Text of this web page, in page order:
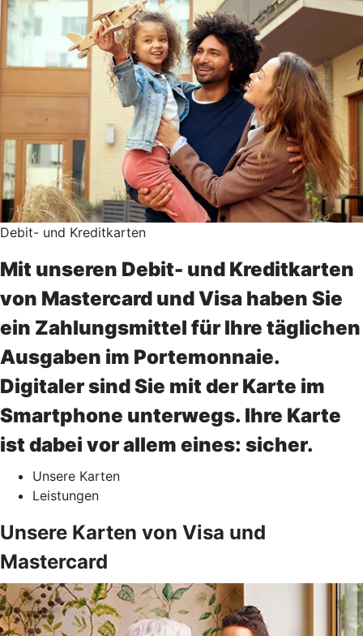
Debit- und Kreditkarten
Mit unseren Debit- und Kreditkarten
von Mastercard und Visa haben Sie
ein Zahlungsmittel für Ihre täglichen
Ausgaben im Portemonnaie.
Digitaler sind Sie mit der Karte im
Smartphone unterwegs. Ihre Karte
ist dabei vor allem eines: sicher.
Unsere Karten
Leistungen
Unsere Karten von Visa und
Mastercard